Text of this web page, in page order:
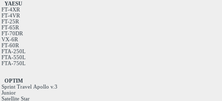
YAESU
FT-4XR
FT-4VR
FT-25R
FT-65R
FT-70DR
VX-6R
FT-60R
FTA-250L
FTA-550L
FTA-750L
OPTIM
Sprint Travel Apollo v.3
Junior
Satellite Star